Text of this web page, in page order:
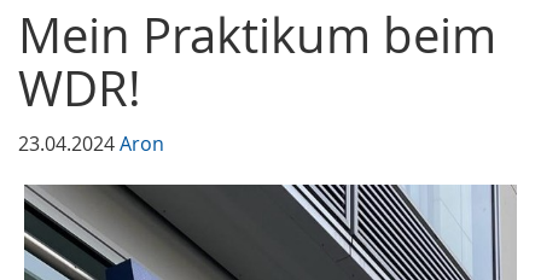
Mein Praktikum beim
WDR!
23.04.2024Aron